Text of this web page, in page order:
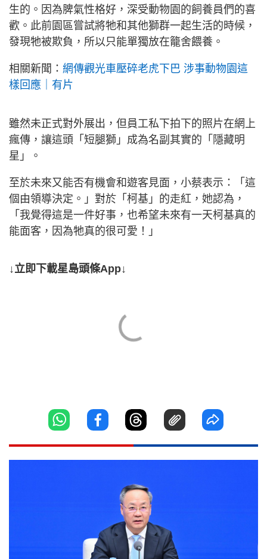
生的。因為脾氣性格好，深受動物園的飼養員們的喜
歡。此前園區嘗試將牠和其他獅群一起生活的時候，
發現牠被欺負，所以只能單獨放在籠舍餵養。
相關新聞： 網傳觀光車壓碎老虎下巴 涉事動物園這
樣回應｜有片
雖然未正式對外展出，但員工私下拍下的照片在網上
瘋傳，讓這頭「短腿獅」成為名副其實的「隱藏明
星」。
至於未來又能否有機會和遊客見面，小蔡表示：「這
個由領導決定。」對於「柯基」的走紅，她認為，
「我覺得這是一件好事，也希望未來有一天柯基真的
能面客，因為牠真的很可愛！」
↓立即下載星島頭條App↓